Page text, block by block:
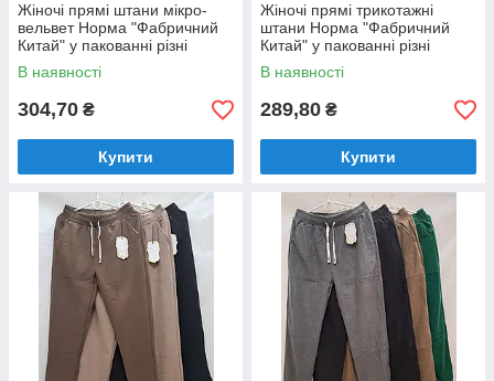
Жіночі прямі штани мікро-
вельвет Норма "Фабричний
Китай" у пакованні різні
кольори Розміри: 46-52 (712)
В наявності
304,70 ₴
Купити
Жіночі прямі трикотажні
штани Норма "Фабричний
Китай" у пакованні різні
кольори Розміри: 46-52 (120)
В наявності
289,80 ₴
Купити